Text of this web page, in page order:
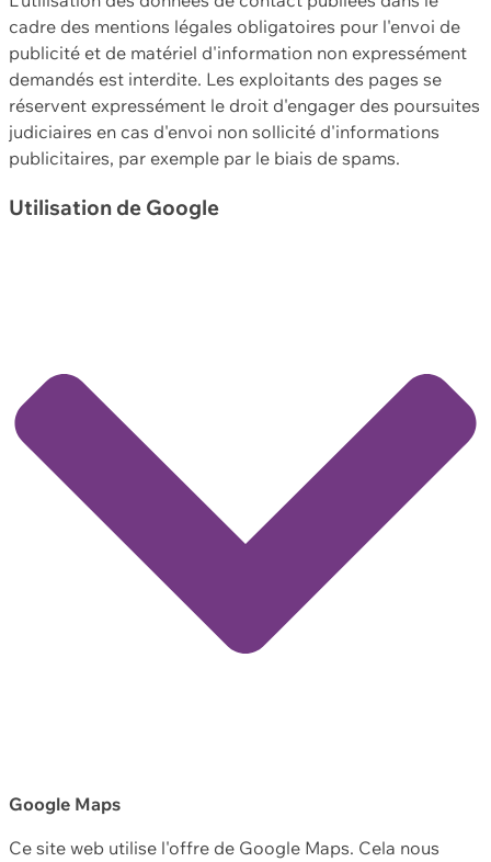
cadre des mentions légales obligatoires pour l'envoi de
publicité et de matériel d'information non expressément
demandés est interdite. Les exploitants des pages se
réservent expressément le droit d'engager des poursuites
judiciaires en cas d'envoi non sollicité d'informations
publicitaires, par exemple par le biais de spams.
Utilisation de Google
Google Maps
Ce site web utilise l'offre de Google Maps. Cela nous